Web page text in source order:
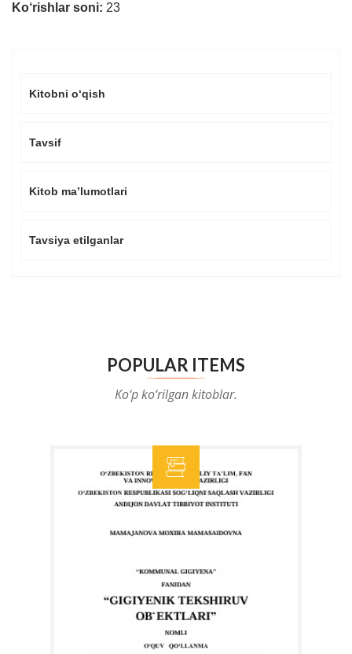
Ko‘rishlar soni: 23
Kitobni o‘qish
Tavsif
Kitob ma’lumotlari
Tavsiya etilganlar
POPULAR ITEMS
Ko‘p ko‘rilgan kitoblar.